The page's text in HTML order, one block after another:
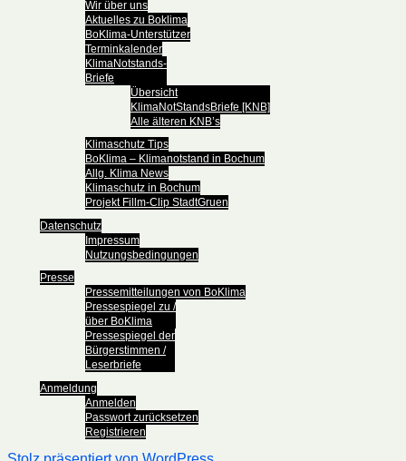
Wir über uns
Aktuelles zu Boklima
BoKlima-Unterstützer
Terminkalender
KlimaNotstands-
Briefe
Übersicht
KlimaNotStandsBriefe [KNB]
Alle älteren KNB’s
Klimaschutz Tips
BoKlima – Klimanotstand in Bochum
Allg. Klima News
Klimaschutz in Bochum
Projekt Fillm-Clip StadtGruen
Datenschutz
Impressum
Nutzungsbedingungen
Presse
Pressemitteilungen von BoKlima
Pressespiegel zu /
über BoKlima
Pressespiegel der
Bürgerstimmen /
Leserbriefe
Anmeldung
Anmelden
Passwort zurücksetzen
Registrieren